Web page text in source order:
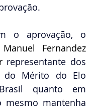
o aprovação, o
Manuel Fernandez
representante dos
do Mérito do Elo
quanto em
mantenha